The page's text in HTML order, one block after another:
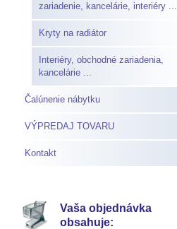
zariadenie, kancelárie, interiéry ...
Kryty na radiátor
Interiéry, obchodné zariadenia,
kancelárie ...
Čalúnenie nábytku
VÝPREDAJ TOVARU
Kontakt
Vaša objednávka
obsahuje: